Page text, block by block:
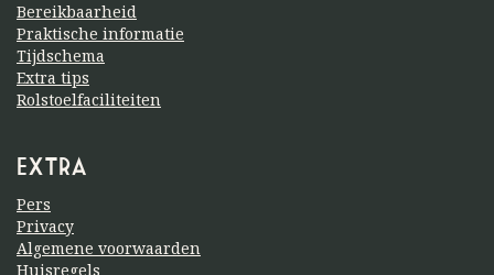
Bereikbaarheid
Praktische informatie
Tijdschema
Extra tips
Rolstoelfaciliteiten
Extra
Pers
Privacy
Algemene voorwaarden
Huisregels